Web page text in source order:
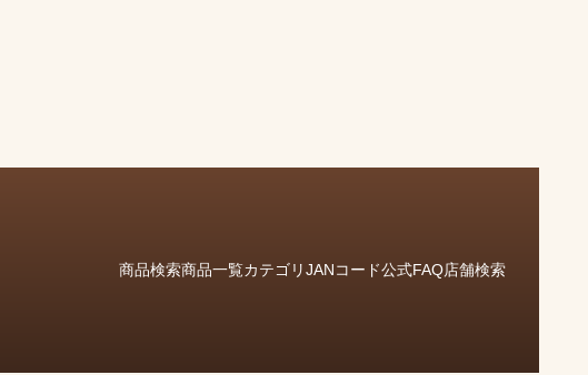
商品検索商品一覧カテゴリJANコード公式FAQ店舗検索